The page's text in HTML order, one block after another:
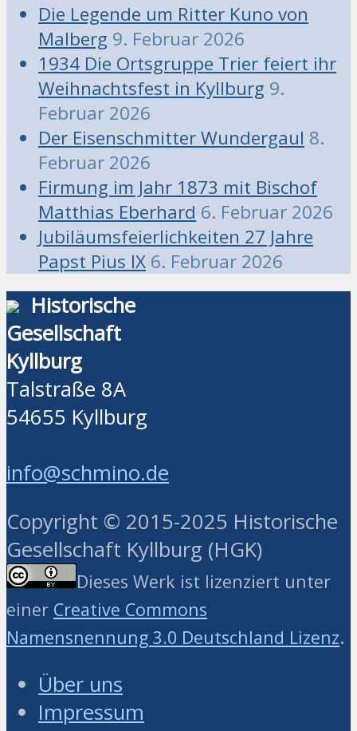
Die Legende um Ritter Kuno von
Malberg 9. Februar 2026
1934 Die Ortsgruppe Trier feiert ihr
Weihnachtsfest in Kyllburg 9.
Februar 2026
Der Eisenschmitter Wundergaul 8.
Februar 2026
Firmung im Jahr 1873 mit Bischof
Matthias Eberhard 6. Februar 2026
Jubiläumsfeierlichkeiten 27 Jahre
Papst Pius IX 6. Februar 2026
Historische
Gesellschaft
Kyllburg
Talstraße 8A
54655 Kyllburg
info@schmino.de
Copyright © 2015-2025 Historische
Gesellschaft Kyllburg (HGK)
Dieses Werk ist lizenziert unter
einer Creative Commons
Namensnennung 3.0 Deutschland Lizenz.
Über uns
Impressum